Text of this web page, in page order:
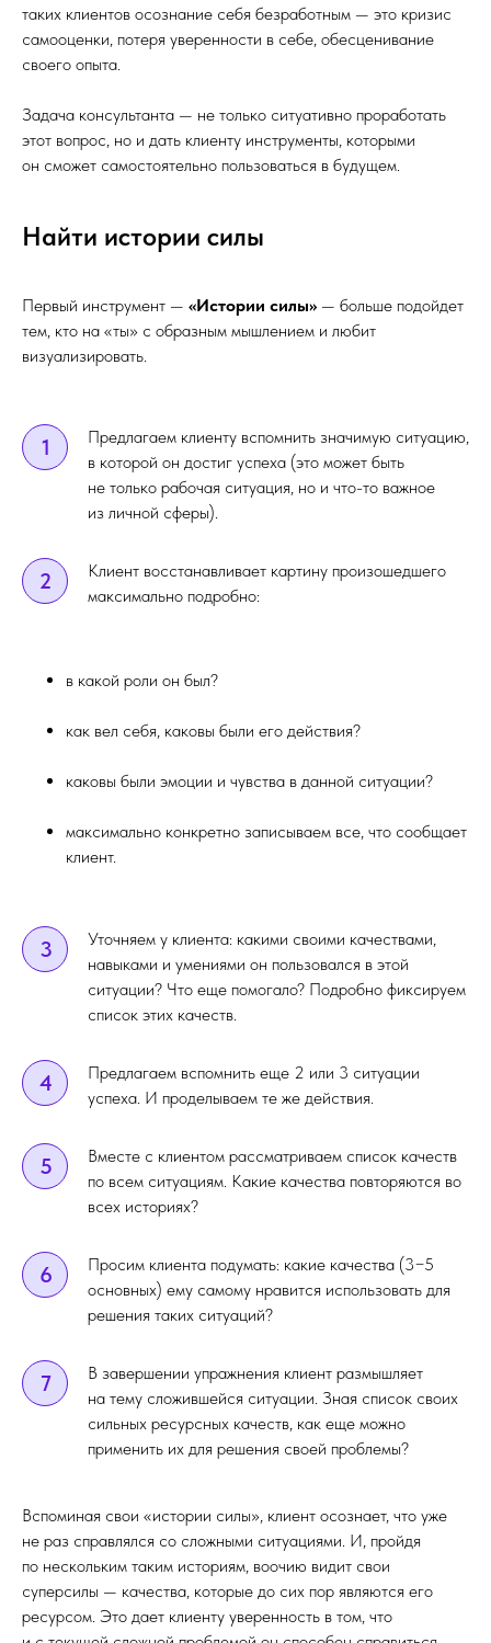
таких клиентов осознание себя безработным — это кризис
самооценки, потеря уверенности в себе, обесценивание
своего опыта.
Задача консультанта — не только ситуативно проработать
этот вопрос, но и дать клиенту инструменты, которыми
он сможет самостоятельно пользоваться в будущем.
Найти истории силы
Первый инструмент — «Истории силы» — больше подойдет
тем, кто на «ты» с образным мышлением и любит
визуализировать.
1
Предлагаем клиенту вспомнить значимую ситуацию,
в которой он достиг успеха (это может быть
не только рабочая ситуация, но и что-то важное
из личной сферы).
2
Клиент восстанавливает картину произошедшего
максимально подробно:
в какой роли он был?
как вел себя, каковы были его действия?
каковы были эмоции и чувства в данной ситуации?
максимально конкретно записываем все, что сообщает
клиент.
3
Уточняем у клиента: какими своими качествами,
навыками и умениями он пользовался в этой
ситуации? Что еще помогало? Подробно фиксируем
список этих качеств.
4
Предлагаем вспомнить еще 2 или 3 ситуации
успеха. И проделываем те же действия.
5
Вместе с клиентом рассматриваем список качеств
по всем ситуациям. Какие качества повторяются во
всех историях?
6
Просим клиента подумать: какие качества (3−5
основных) ему самому нравится использовать для
решения таких ситуаций?
7
В завершении упражнения клиент размышляет
на тему сложившейся ситуации. Зная список своих
сильных ресурсных качеств, как еще можно
применить их для решения своей проблемы?
Вспоминая свои «истории силы», клиент осознает, что уже
не раз справлялся со сложными ситуациями. И, пройдя
по нескольким таким историям, воочию видит свои
суперсилы — качества, которые до сих пор являются его
ресурсом. Это дает клиенту уверенность в том, что